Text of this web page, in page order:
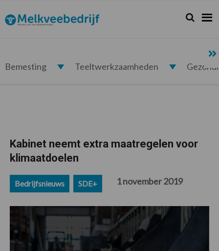
de
hoofdnavigatie
de
hoofd
de
eerste
de
voettekst
Melkveebedrijf.nl Zoeken...
Zoek
Bemesting Teeltwerkzaamheden
Kabinet neemt extra maatregelen voor
klimaatdoelen
Bedrijfsnieuws SDE+ 1 november 2019